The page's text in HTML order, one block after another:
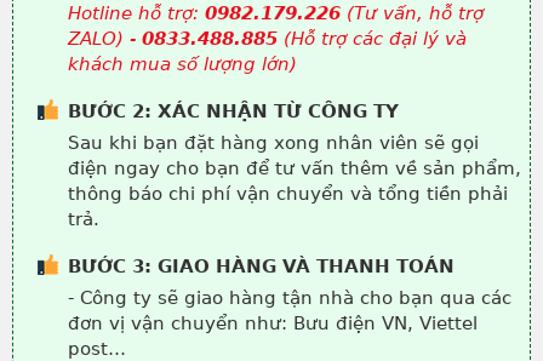
Hotline hỗ trợ: 0982.179.226 (Tư vấn, hỗ trợ
ZALO) - 0833.488.885 (Hỗ trợ các đại lý và
khách mua số lượng lớn)
BƯỚC 2: XÁC NHẬN TỪ CÔNG TY
Sau khi bạn đặt hàng xong nhân viên sẽ gọi
điện ngay cho bạn để tư vấn thêm về sản phẩm,
thông báo chi phí vận chuyển và tổng tiền phải
trả.
BƯỚC 3: GIAO HÀNG VÀ THANH TOÁN
- Công ty sẽ giao hàng tận nhà cho bạn qua các
đơn vị vận chuyển như: Bưu điện VN, Viettel
post…